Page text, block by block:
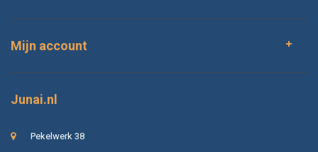
Mijn account
Junai.nl
Pekelwerk 38